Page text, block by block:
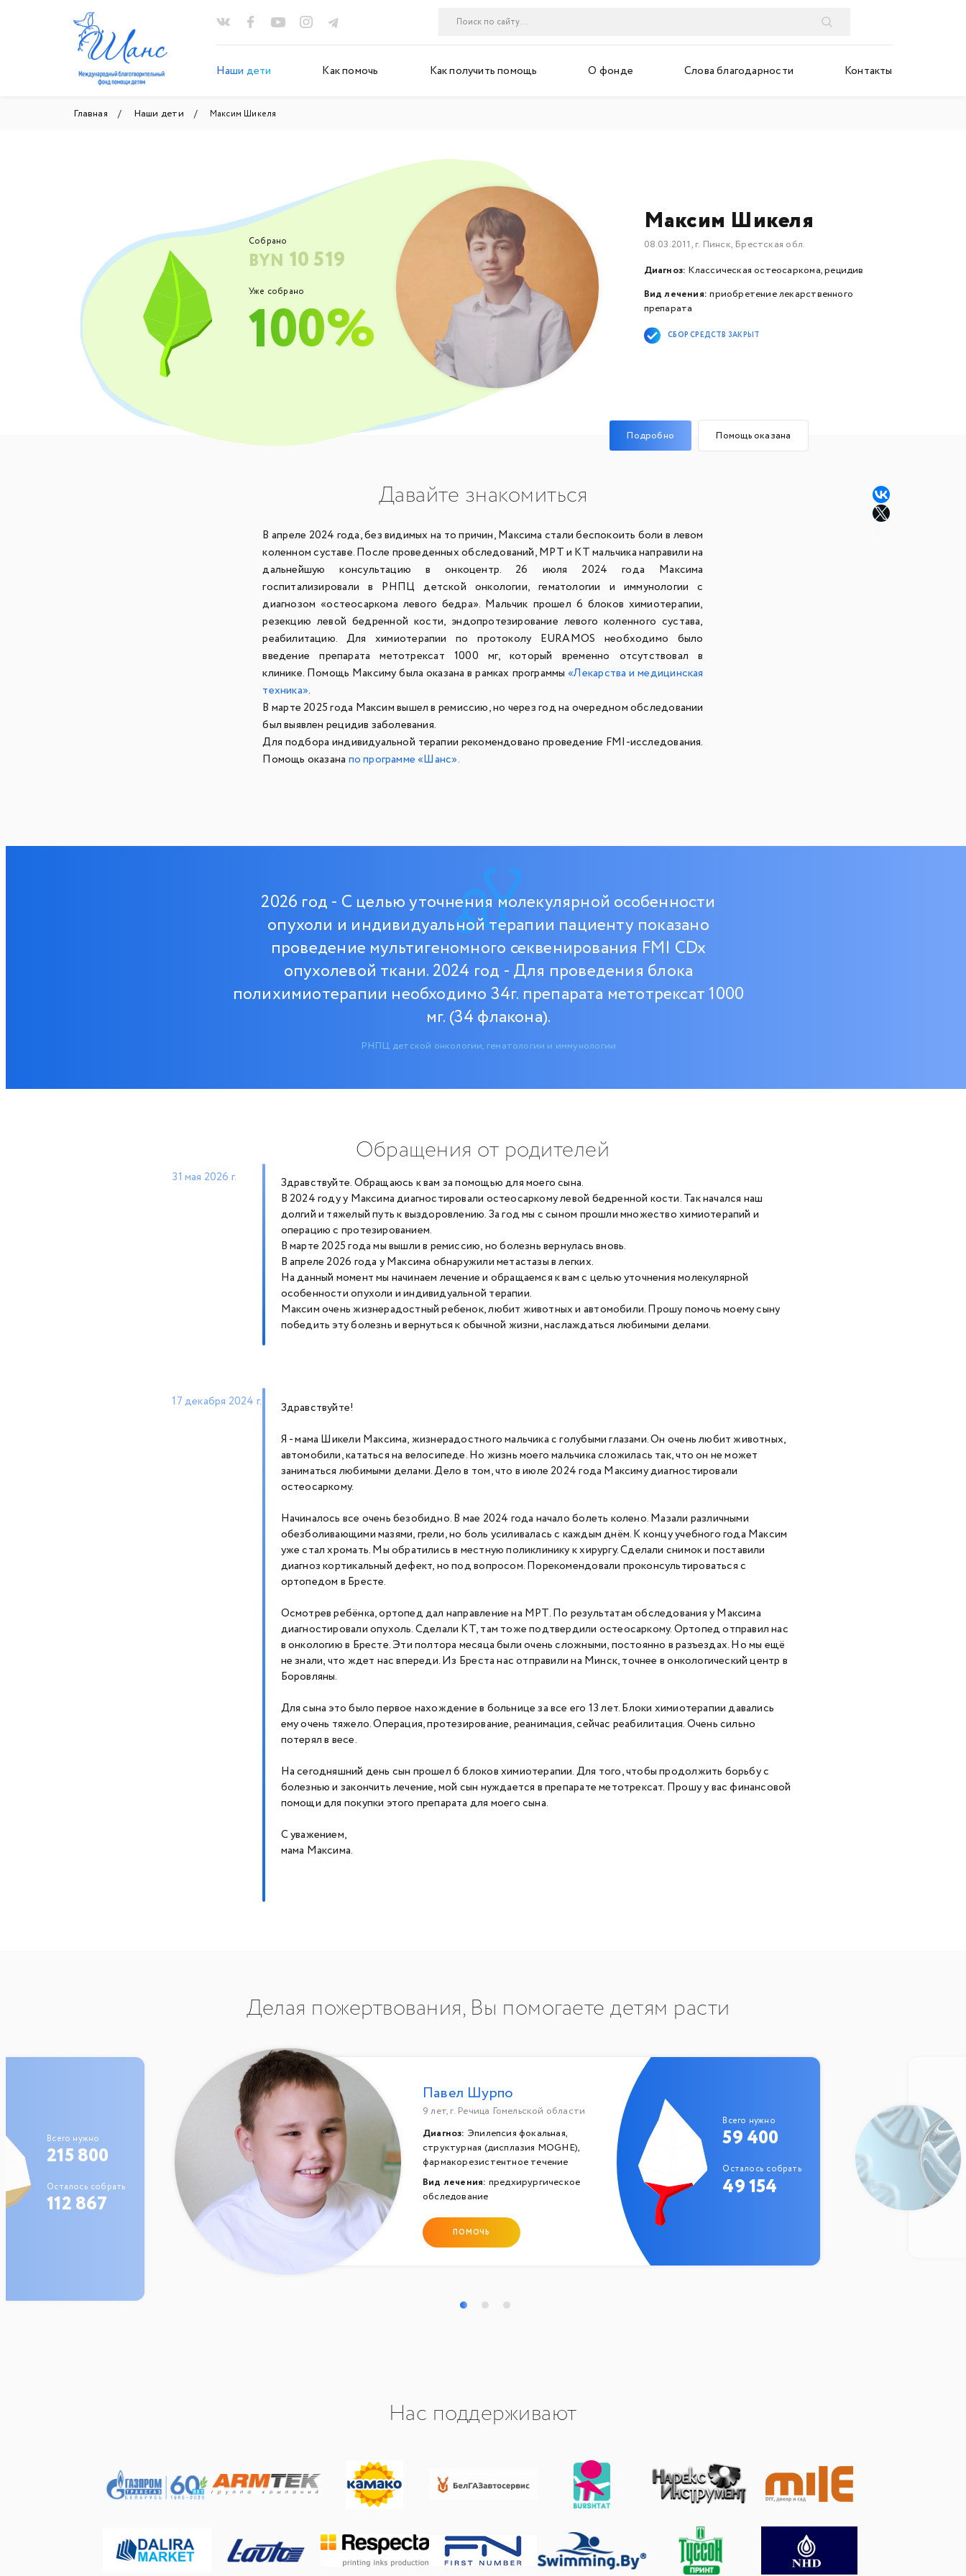
Наши дети Как помочь Как получить помощь О фонде Слова благодарности Контакты
Главная Наши дети Максим Шикеля
Собрано
BYN 10 519
Уже собрано
100%
Максим Шикеля
08.03.2011, г. Пинск, Брестская обл.
Диагноз: Классическая остеосаркома, рецидив
Вид лечения: приобретение лекарственного
препарата
СБОР СРЕДСТВ ЗАКРЫТ
Подробно Помощь оказана
Давайте знакомиться
В апреле 2024 года, без видимых на то причин, Максима стали беспокоить боли в левом
коленном суставе. После проведенных обследований, МРТ и КТ мальчика направили на
дальнейшую консультацию в онкоцентр. 26 июля 2024 года Максима
госпитализировали в РНПЦ детской онкологии, гематологии и иммунологии с
диагнозом «остеосаркома левого бедра». Мальчик прошел 6 блоков химиотерапии,
резекцию левой бедренной кости, эндопротезирование левого коленного сустава,
реабилитацию. Для химиотерапии по протоколу EURAMOS необходимо было
введение препарата метотрексат 1000 мг, который временно отсутствовал в
клинике. Помощь Максиму была оказана в рамках программы«Лекарства и медицинская
техника».
В марте 2025 года Максим вышел в ремиссию, но через год на очередном обследовании
был выявлен рецидив заболевания.
Для подбора индивидуальной терапии рекомендовано проведение FMI-исследования.
Помощь оказана по программе «Шанс».
2026 год - С целью уточнения молекулярной особенности
опухоли и индивидуальной терапии пациенту показано
проведение мультигеномного секвенирования FMI CDx
опухолевой ткани. 2024 год - Для проведения блока
полихимиотерапии необходимо 34г. препарата метотрексат 1000
мг. (34 флакона).
РНПЦ детской онкологии, гематологии и иммунологии
Обращения от родителей
31 мая 2026 г.
Здравствуйте. Обращаюсь к вам за помощью для моего сына.
В 2024 году у Максима диагностировали остеосаркому левой бедренной кости. Так начался наш
долгий и тяжелый путь к выздоровлению. За год мы с сыном прошли множество химиотерапий и
операцию с протезированием.
В марте 2025 года мы вышли в ремиссию, но болезнь вернулась вновь.
В апреле 2026 года у Максима обнаружили метастазы в легких.
На данный момент мы начинаем лечение и обращаемся к вам с целью уточнения молекулярной
особенности опухоли и индивидуальной терапии.
Максим очень жизнерадостный ребенок, любит животных и автомобили. Прошу помочь моему сыну
победить эту болезнь и вернуться к обычной жизни, наслаждаться любимыми делами.
17 декабря 2024 г.
Здравствуйте!
Я - мама Шикели Максима, жизнерадостного мальчика с голубыми глазами. Он очень любит животных,
автомобили, кататься на велосипеде. Но жизнь моего мальчика сложилась так, что он не может
заниматься любимыми делами. Дело в том, что в июле 2024 года Максиму диагностировали
остеосаркому.
Начиналось все очень безобидно. В мае 2024 года начало болеть колено. Мазали различными
обезболивающими мазями, грели, но боль усиливалась с каждым днём. К концу учебного года Максим
уже стал хромать. Мы обратились в местную поликлинику к хирургу. Сделали снимок и поставили
диагноз кортикальный дефект, но под вопросом. Порекомендовали проконсультироваться с
ортопедом в Бресте.
Осмотрев ребёнка, ортопед дал направление на МРТ. По результатам обследования у Максима
диагностировали опухоль. Сделали КТ, там тоже подтвердили остеосаркому. Ортопед отправил нас
в онкологию в Бресте. Эти полтора месяца были очень сложными, постоянно в разъездах. Но мы ещё
не знали, что ждет нас впереди. Из Бреста нас отправили на Минск, точнее в онкологический центр в
Боровляны.
Для сына это было первое нахождение в больнице за все его 13 лет. Блоки химиотерапии давались
ему очень тяжело. Операция, протезирование, реанимация, сейчас реабилитация. Очень сильно
потерял в весе.
На сегодняшний день сын прошел 6 блоков химиотерапии. Для того, чтобы продолжить борьбу с
болезнью и закончить лечение, мой сын нуждается в препарате метотрексат. Прошу у вас финансовой
помощи для покупки этого препарата для моего сына.
С уважением,
мама Максима.
Делая пожертвования, Вы помогаете детям расти
Всего нужно
215 800
Осталось собрать
112 867
Павел Шурпо
9 лет, г. Речица Гомельской области
Диагноз: Эпилепсия фокальная,
структурная (дисплазия MOGHE),
фармакорезистентное течение
Вид лечения: предхирургическое
обследование
ПОМОЧЬ
Всего нужно
59 400
Осталось собрать
49 154
Нас поддерживают